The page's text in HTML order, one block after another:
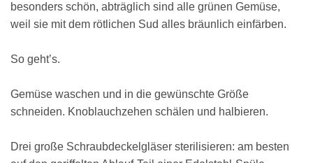
besonders schön, abträglich sind alle grünen Gemüse,
weil sie mit dem rötlichen Sud alles bräunlich einfärben.
So geht’s.
Gemüse waschen und in die gewünschte Größe
schneiden. Knoblauchzehen schälen und halbieren.
Drei große Schraubdeckelgläser sterilisieren: am besten